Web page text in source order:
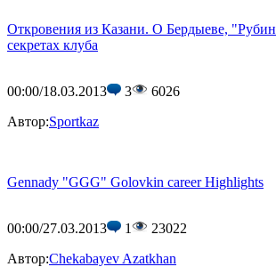
Откровения из Казани. О Бердыеве,
секретах клуба
00:00/18.03.2013 3
6026
Автор:Sportkaz
Gennady "GGG" Golovkin сareer Highlights
00:00/27.03.2013 1
23022
Автор:Сhekabayev Azatkhan